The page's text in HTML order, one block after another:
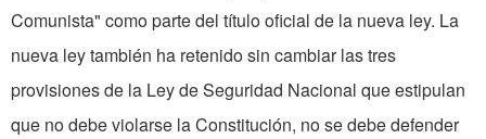
Comunista" como parte del título oficial de la nueva ley. La
nueva ley también ha retenido sin cambiar las tres
provisiones de la Ley de Seguridad Nacional que estipulan
que no debe violarse la Constitución, no se debe defender